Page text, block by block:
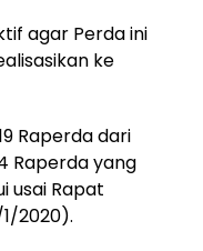
agar Perda ini
ke
Raperda dari
Raperda yang
usai Rapat
2020).